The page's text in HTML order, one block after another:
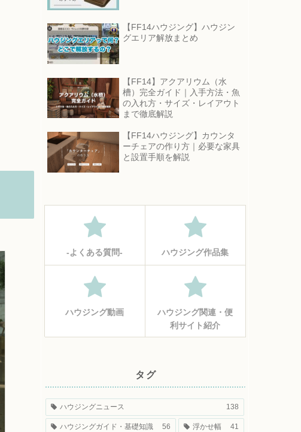
【FF14ハウジング】ハウジン
グエリア解放まとめ
【FF14】アクアリウム（水
槽）完全ガイド｜入手方法・魚
の入れ方・サイズ・レイアウト
まで徹底解説
【FF14ハウジング】カウンタ
ーチェアの作り方｜必要な家具
と設置手順を解説
‐よくある質問‐ ハウジング作品集
ハウジング動画
ハウジング関連・便
利サイト紹介
タグ
ハウジングニュース 138
ハウジングガイド・基礎知識 56 浮かせ幅 41